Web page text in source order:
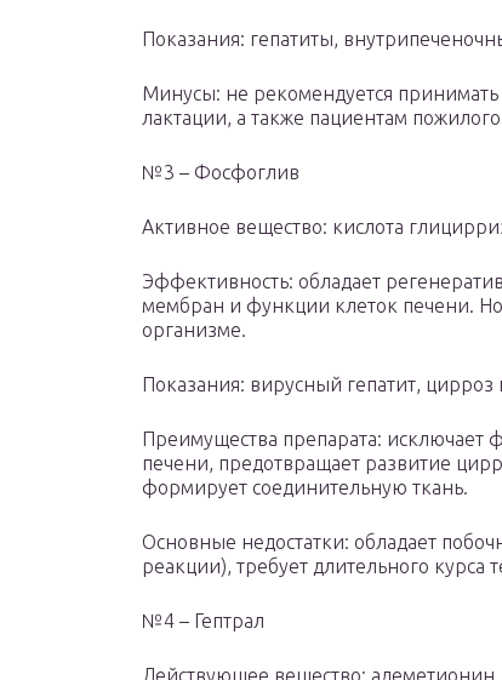
Показания: гепатиты,
Минусы: не рекомендуется
лактации, а также пациентам пожилого
№3 – Фосфоглив
Активное вещество: кислота
Эффективность: обладает
мембран и функции клеток печени.
организме.
Показания: вирусный гепатит,
Преимущества препарата: исключает
печени, предотвращает развитие
формирует соединительную ткань.
Основные недостатки: обладает
реакции), требует длительного курса
№4 – Гептрал
Действующее вещество: адеметионин.